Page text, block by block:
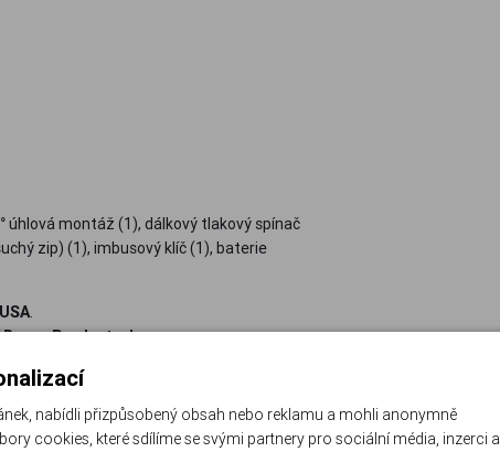
úhlová montáž (1), dálkový tlakový spínač
zip) (1), imbusový klíč (1), baterie
USA.
Bayco Products, Inc.
bezpečnostních osvětlovacích řešení,
pro uživatele a patří k tomu nejlepšímu
nabídli přizpůsobený obsah nebo reklamu a mohli anonymně
cookies, které sdílíme se svými partnery pro sociální média, inzerci a